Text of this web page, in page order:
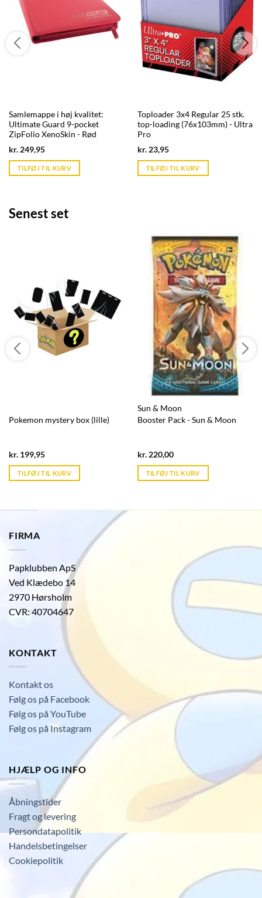
Samlemappe i høj kvalitet:
Ultimate Guard 9-pocket
ZipFolio XenoSkin - Rød
kr. 249,95Current
is:
kr. 39,95.
TILFØJ TIL KURV
Toploader 3x4 Regular 25 stk.
top-loading (76x103mm) - Ultra
Pro
kr.23,95Current
is:
kr. 39,95.
TILFØJ TIL KURV
Senest set
Pokemon mystery box (lille)
kr. 199,95Current
is:
kr. 39,95.
TILFØJ TIL KURV
Sun & Moon
Booster Pack - Sun & Moon
kr.220,00Current
is:
kr. 39,95.
TILFØJ TIL KURV
FIRMA
Papklubben ApS
Ved Klædebo 14
2970 Hørsholm
CVR: 40704647
KONTAKT
Kontakt os
Følg os på Facebook
Følg os på YouTube
Følg os på Instagram
HJÆLP OG INFO
Åbningstider
Fragt og levering
Persondatapolitik
Handelsbetingelser
Cookiepolitik